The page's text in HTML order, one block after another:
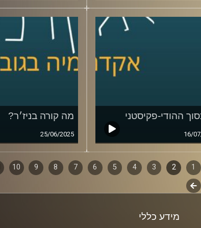
ההודי-פקיסטני
16/
מה קורה בניז׳ר?
25/06/2025
1
2
3
4
5
6
7
8
9
10
לשלב
מידע כללי